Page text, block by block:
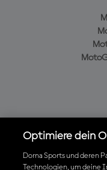
Optimiere dein
Dorna Sports und deren
Technologien, um deine